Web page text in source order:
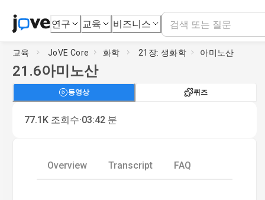
연구 교육 비즈니스
교육 JoVE Core 화학 21장: 생화학 아미노산
21.6아미노산
동영상 퀴즈
77.1K 조회수·03:42 분
Overview Transcript FAQ